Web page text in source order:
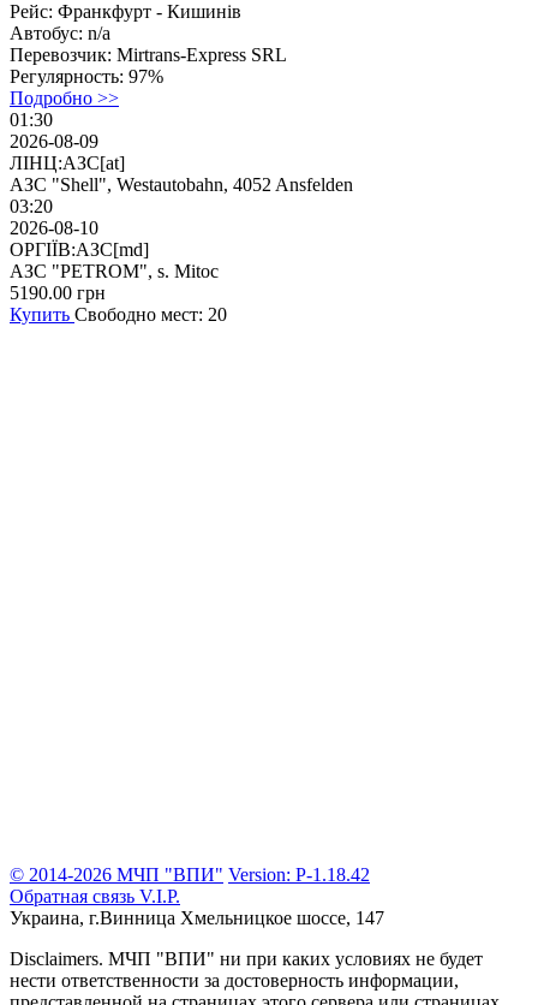
Рейс: Франкфурт - Кишинів
Автобус: n/a
Перевозчик: Mirtrans-Express SRL
Регулярность: 97%
Подробно >>
01:30
2026-08-09
ЛІНЦ:АЗС[at]
АЗС "Shell", Westautobahn, 4052 Ansfelden
03:20
2026-08-10
ОРГІЇВ:АЗС[md]
АЗС "PETROM", s. Mitoc
5190.00 грн
Купить Свободно мест: 20
© 2014-2026 МЧП "ВПИ" Version: P-1.18.42
Обратная связь V.I.P.
Украина, г.Винница Хмельницкое шоссе, 147
Disclaimers. МЧП "ВПИ" ни при каких условиях не будет
нести ответственности за достоверность информации,